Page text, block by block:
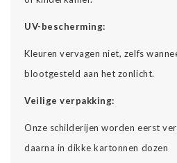
UV-bescherming:
Kleuren vervagen niet, zelfs
blootgesteld aan het zonlicht.
Veilige verpakking:
Onze schilderijen worden eerst
daarna in dikke kartonnen dozen